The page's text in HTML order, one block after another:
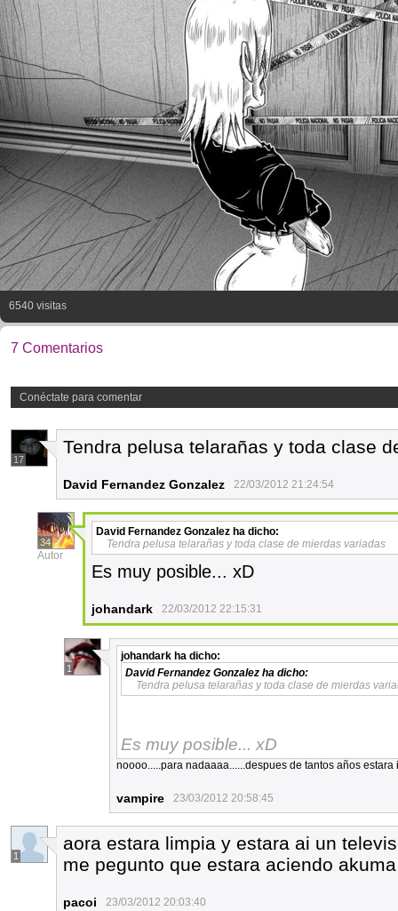
6540 visitas
7 Comentarios
Conéctate para comentar
17
Tendra pelusa telarañas y toda clase
David Fernandez Gonzalez 22/03/2012 21:24:54
34
Autor
David Fernandez Gonzalez ha dicho:
Tendra pelusa telarañas y toda clase de mierdas variadas
Es muy posible... xD
johandark 22/03/2012 22:15:31
1
johandark ha dicho:
David Fernandez Gonzalez ha dicho:
Tendra pelusa telarañas y toda clase de mierdas
Es muy posible... xD
noooo.....para nadaaaa......despues de tantos años estara
vampire 23/03/2012 20:58:45
1
aora estara limpia y estara ai un
me pegunto que estara aciendo
pacoi 23/03/2012 20:03:40